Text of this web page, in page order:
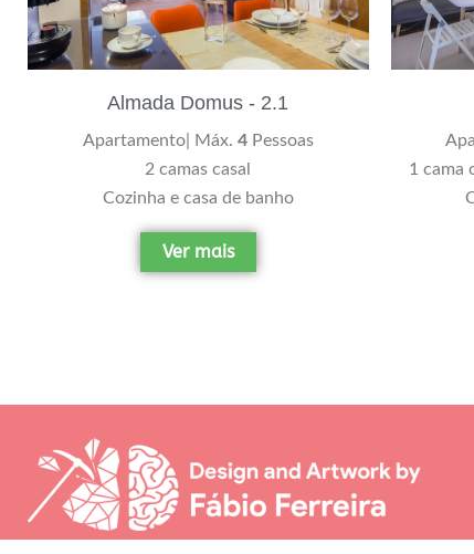
Almada Domus - 2.1
Apartamento| Máx. 4Pessoas
2 camas casal
Cozinha e casa de banho
Ver mais
1 cama